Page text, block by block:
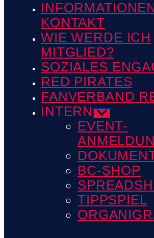
KONTAKT
WIE WERDE ICH
MITGLIED?
SOZIALES
RED PIRATES
FANVERBAND
INTERN Untermenü
anzeigen
EVENT-
BC-SHOP
TIPPSPIEL